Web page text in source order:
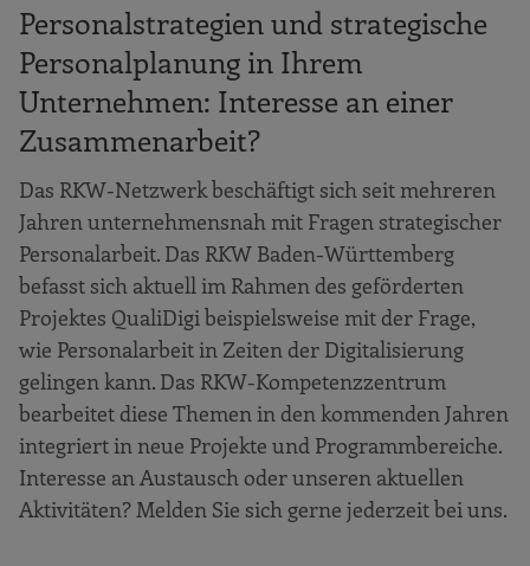
Personalstrategien und strategische
Personalplanung in Ihrem
Unternehmen: Interesse an einer
Zusammenarbeit?
Das RKW-Netzwerk beschäftigt sich seit mehreren
Jahren unternehmensnah mit Fragen strategischer
Personalarbeit. Das RKW Baden-Württemberg
befasst sich aktuell im Rahmen des geförderten
Projektes QualiDigi beispielsweise mit der Frage,
wie Personalarbeit in Zeiten der Digitalisierung
gelingen kann. Das RKW-Kompetenzzentrum
bearbeitet diese Themen in den kommenden Jahren
integriert in neue Projekte und Programmbereiche.
Interesse an Austausch oder unseren aktuellen
Aktivitäten? Melden Sie sich gerne jederzeit bei uns.